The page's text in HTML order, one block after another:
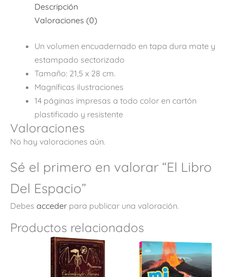
Descripción
Valoraciones (0)
Un volumen encuadernado en tapa dura mate y
estampado sectorizado
Tamaño: 21,5 x 28 cm.
Magníficas ilustraciones
14 páginas impresas a todo color en cartón
plastificado y resistente
Valoraciones
No hay valoraciones aún.
Sé el primero en valorar “El Libro
Del Espacio”
Debes acceder para publicar una valoración.
Productos relacionados